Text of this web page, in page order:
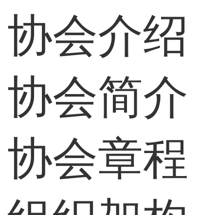
协会介绍
协会简介
协会章程